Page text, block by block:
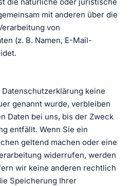
mit anderen über die
von
(z. B. Namen, E-Mail-
keine
genannt wurde, verbleiben
Daten bei uns, bis der Zweck
entfällt. Wenn Sie ein
geltend machen oder eine
widerrufen, werden
wir keine anderen rechtlich
Speicherung Ihrer